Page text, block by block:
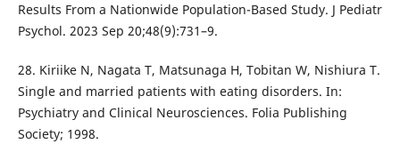
Results From a Nationwide Population-Based Study. J Pediatr
Psychol. 2023 Sep 20;48(9):731–9.
28. Kiriike N, Nagata T, Matsunaga H, Tobitan W, Nishiura T.
Single and married patients with eating disorders. In:
Psychiatry and Clinical Neurosciences. Folia Publishing
Society; 1998.